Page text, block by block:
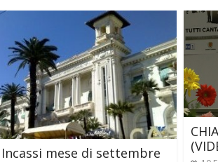
Incassi mese di settembre